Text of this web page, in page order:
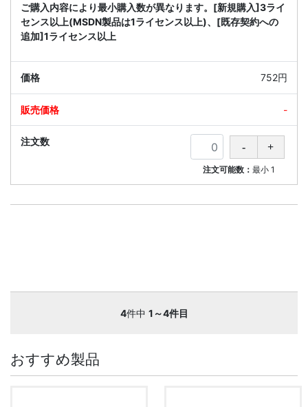
ご購入内容により最小購入数が異なります。[新規購入]3ライ
センス以上(MSDN製品は1ライセンス以上)、[既存契約への
追加]1ライセンス以上
752円
-
注文可能数：最小 1
4件中 1～4件目
おすすめ製品